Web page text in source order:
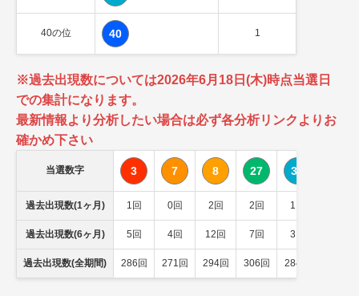
40の位 40 1
※過去出現数については2026年6月18日(木)時点当選日
での集計になります。
最新情報より分析したい場合は必ず各分析リンクよりお
確かめ下さい
当選数字 3 7 8 27 31
過去出現数(1ヶ月) 1回 0回 2回 2回 1回
過去出現数(6ヶ月) 5回 4回 12回 7回 3回
過去出現数(全期間) 286回 271回 294回 306回 284回